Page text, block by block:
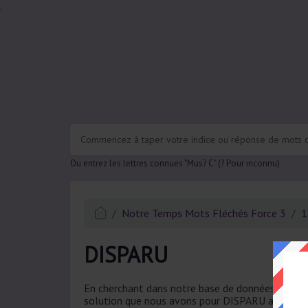
.
Ou entrez les lettres connues "Mus? C" (? Pour inconnu)
Notre Temps Mots Fléchés Force 3
DISPARU
En cherchant dans notre base de données,
solution que nous avons pour DISPARU a un